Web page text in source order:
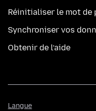
Réinitialiser le mot de
Synchroniser vos
Obtenir de l’aide
Langue